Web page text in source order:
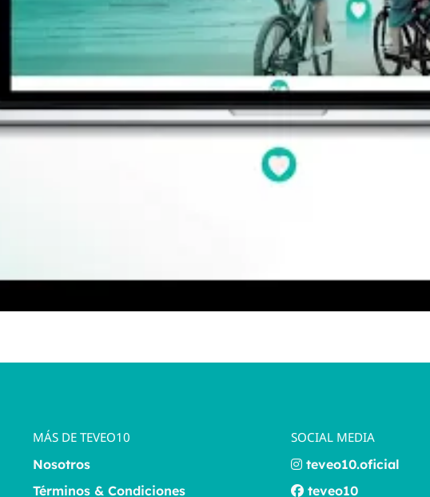
MÁS DE TEVEO10
Nosotros
Términos & Condiciones
SOCIAL MEDIA
teveo10.oficial
teveo10